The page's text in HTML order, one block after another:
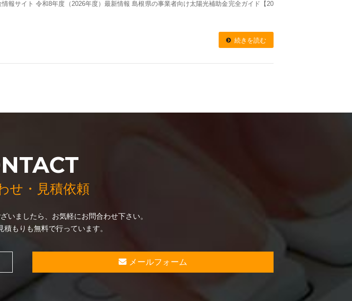
報サイト 令和8年度（2026年度）最新情報 島根県の事業者向け太陽光補助金完全ガイド【20
続きを読む
せ・見積依頼
いましたら、お気軽にお問合わせ下さい。
もりも無料で行っています。
メールフォーム